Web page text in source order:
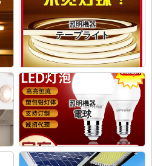
照明機器
テープライト
照明機器
電球